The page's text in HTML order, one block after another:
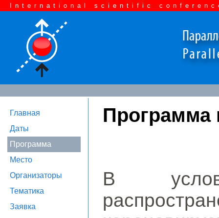
International scientific
Главная
Даты
Программа
Место
Организаторы
Тематика
Заявка
Программа
В